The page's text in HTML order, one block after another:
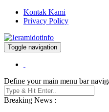
Kontak Kami
Privacy Policy
Jeramidotinfo
Berita dan Informasi Terkini
Toggle navigation
Define your main menu bar
Breaking News :